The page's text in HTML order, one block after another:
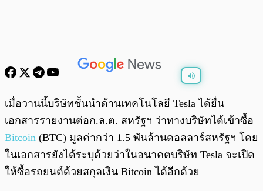
พร้อมเล่น 0:00/
เมื่อวานนี้บริษัทชั้นนำด้านเทคโนโลยี Tesla ได้ยื่น
เอกสารรายงานต่อก.ล.ต. สหรัฐฯ ว่าทางบริษัทได้เข้าซื้อ
Bitcoin (BTC) มูลค่ากว่า 1.5 พันล้านดอลลาร์สหรัฐฯ โดย
ในเอกสารยังได้ระบุด้วยว่าในอนาคตบริษัท Tesla จะเปิด
ให้ซื้อรถยนต์ด้วยสกุลเงิน Bitcoin ได้อีกด้วย